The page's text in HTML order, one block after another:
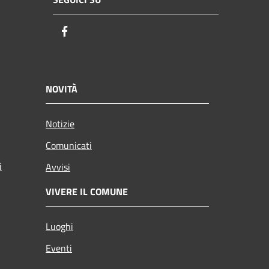
NOVITÀ
Notizie
Comunicati
Avvisi
VIVERE IL COMUNE
Luoghi
Eventi